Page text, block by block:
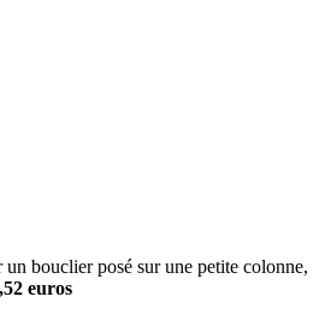
bouclier posé sur une petite colonne,
euros